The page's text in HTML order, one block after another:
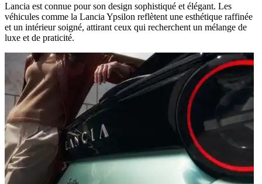
Lancia est connue pour son design sophistiqué et élégant. Les
véhicules comme la Lancia Ypsilon reflètent une esthétique raffinée
et un intérieur soigné, attirant ceux qui recherchent un mélange de
luxe et de praticité.